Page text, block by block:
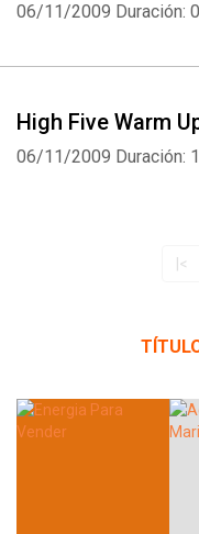
06/11/2009 Duración:
High Five Warm
06/11/2009 Duración:
|<